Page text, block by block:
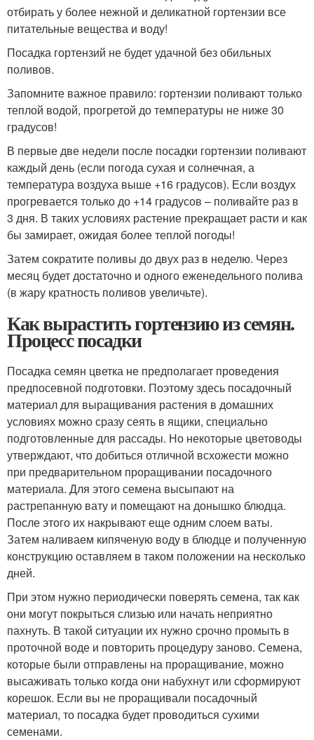
отбирать у более нежной и деликатной гортензии все
питательные вещества и воду!
Посадка гортензий не будет удачной без обильных
поливов.
Запомните важное правило: гортензии поливают только
теплой водой, прогретой до температуры не ниже 30
градусов!
В первые две недели после посадки гортензии поливают
каждый день (если погода сухая и солнечная, а
температура воздуха выше +16 градусов). Если воздух
прогревается только до +14 градусов – поливайте раз в
3 дня. В таких условиях растение прекращает расти и как
бы замирает, ожидая более теплой погоды!
Затем сократите поливы до двух раз в неделю. Через
месяц будет достаточно и одного еженедельного полива
(в жару кратность поливов увеличьте).
Как вырастить гортензию из семян.
Процесс посадки
Посадка семян цветка не предполагает проведения
предпосевной подготовки. Поэтому здесь посадочный
материал для выращивания растения в домашних
условиях можно сразу сеять в ящики, специально
подготовленные для рассады. Но некоторые цветоводы
утверждают, что добиться отличной всхожести можно
при предварительном проращивании посадочного
материала. Для этого семена высыпают на
растрепанную вату и помещают на донышко блюдца.
После этого их накрывают еще одним слоем ваты.
Затем наливаем кипяченую воду в блюдце и полученную
конструкцию оставляем в таком положении на несколько
дней.
При этом нужно периодически поверять семена, так как
они могут покрыться слизью или начать неприятно
пахнуть. В такой ситуации их нужно срочно промыть в
проточной воде и повторить процедуру заново. Семена,
которые были отправлены на проращивание, можно
высаживать только когда они набухнут или сформируют
корешок. Если вы не проращивали посадочный
материал, то посадка будет проводиться сухими
семенами.